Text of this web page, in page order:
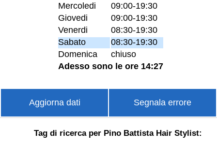
Mercoledi
09:00-19:30
Giovedi
09:00-19:30
Venerdi
08:30-19:30
Sabato
08:30-19:30
Domenica
chiuso
Adesso sono le ore 14:27
Aggiorna dati Segnala errore
Tag di ricerca per Pino Battista Hair Stylist: